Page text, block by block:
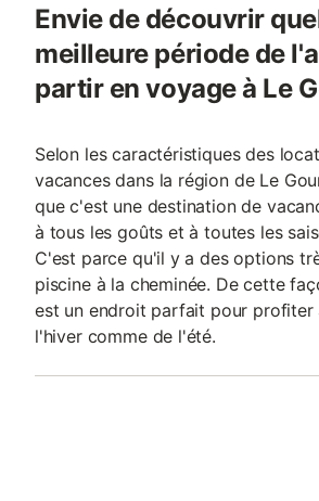
Envie de découvrir
meilleure période de
partir en voyage à Le
Selon les caractéristiques des
vacances dans la région de Le
que c'est une destination de
à tous les goûts et à toutes les
C'est parce qu'il y a des options
piscine à la cheminée. De cette
est un endroit parfait pour profiter
l'hiver comme de l'été.